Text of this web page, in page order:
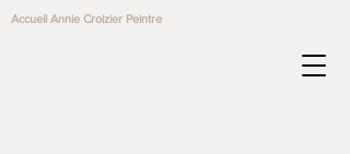
Accueil Annie Croizier Peintre